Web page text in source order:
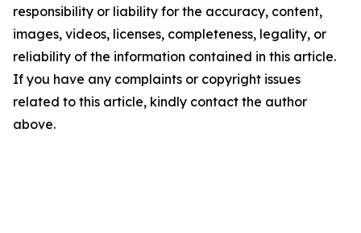
responsibility or liability for the accuracy, content,
images, videos, licenses, completeness, legality, or
reliability of the information contained in this article.
If you have any complaints or copyright issues
related to this article, kindly contact the author
above.